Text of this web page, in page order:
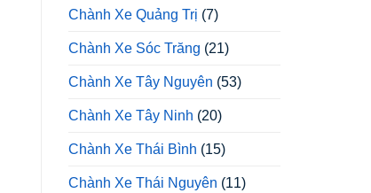
Chành Xe Quảng Trị (7)
Chành Xe Sóc Trăng (21)
Chành Xe Tây Nguyên (53)
Chành Xe Tây Ninh (20)
Chành Xe Thái Bình (15)
Chành Xe Thái Nguyên (11)